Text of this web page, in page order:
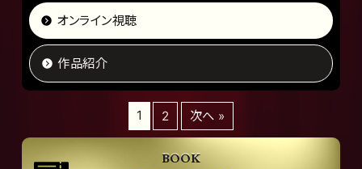
オンライン視聴
作品紹介
1 2 次へ »
BOOK